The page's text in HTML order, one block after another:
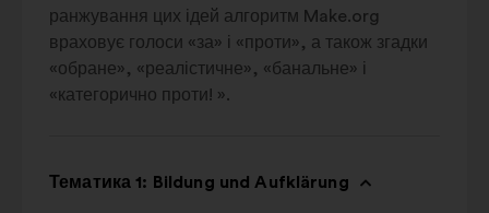
ранжування цих ідей алгоритм Make.org
враховує голоси «за» і «проти», а також згадки
«обране», «реалістичне», «банальне» і
«категорично проти! ».
Тематика 1: Bildung und Aufklärung